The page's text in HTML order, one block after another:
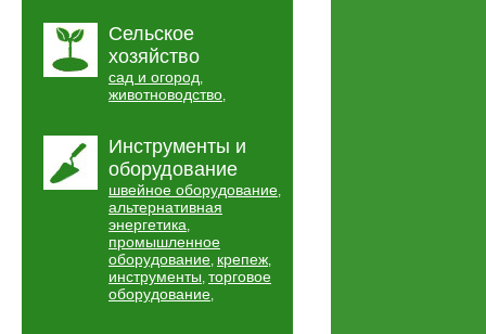
Сельское
хозяйство
сад и огород,
животноводство,
Инструменты и
оборудование
швейное оборудование,
альтернативная
энергетика,
промышленное
оборудование, крепеж,
инструменты, торговое
оборудование,